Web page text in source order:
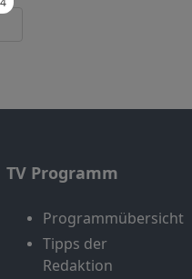
TV Programm
Programmübersicht
Tipps der
Redaktion